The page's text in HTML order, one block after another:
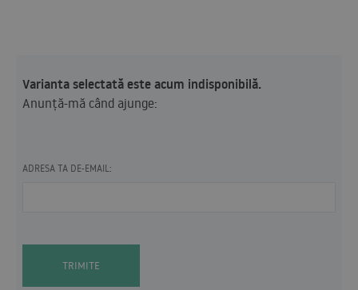
Varianta selectată este acum indisponibilă.
Anunță-mă când ajunge:
ADRESA TA DE-EMAIL:
TRIMITE